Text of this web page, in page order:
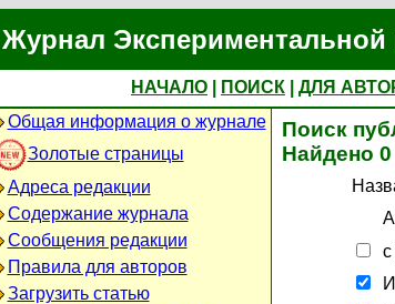
Журнал Экспериментальной
НАЧАЛО ПОИСК ДЛЯ
Общая информация о журнале
Золотые страницы
Адреса редакции
Содержание журнала
Сообщения редакции
Правила для авторов
Загрузить статью
Поиск
Найдено 0
с